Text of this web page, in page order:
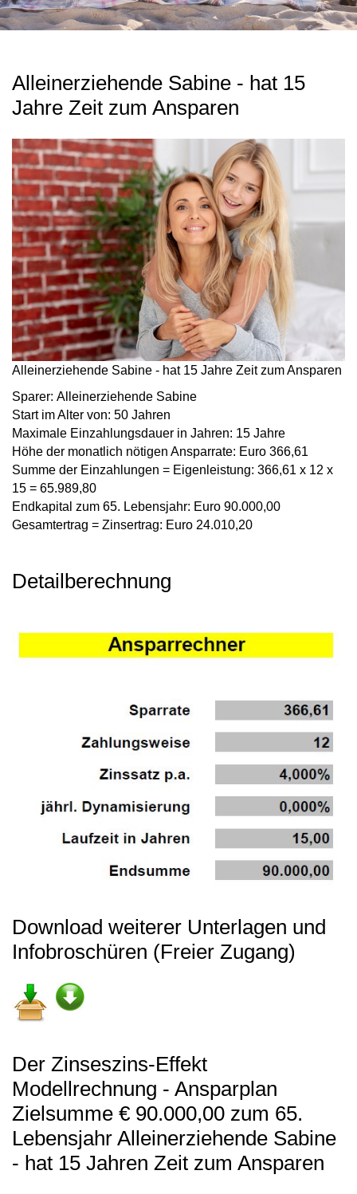
Alleinerziehende Sabine - hat 15
Jahre Zeit zum Ansparen
Alleinerziehende Sabine - hat 15 Jahre Zeit zum Ansparen
Sparer: Alleinerziehende Sabine
Start im Alter von: 50 Jahren
Maximale Einzahlungsdauer in Jahren: 15 Jahre
Höhe der monatlich nötigen Ansparrate: Euro 366,61
Summe der Einzahlungen = Eigenleistung: 366,61 x 12 x
15 = 65.989,80
Endkapital zum 65. Lebensjahr: Euro 90.000,00
Gesamtertrag = Zinsertrag: Euro 24.010,20
Detailberechnung
Download weiterer Unterlagen und
Infobroschüren (Freier Zugang)
Der Zinseszins-Effekt
Modellrechnung - Ansparplan
Zielsumme € 90.000,00 zum 65.
Lebensjahr Alleinerziehende Sabine
- hat 15 Jahren Zeit zum Ansparen